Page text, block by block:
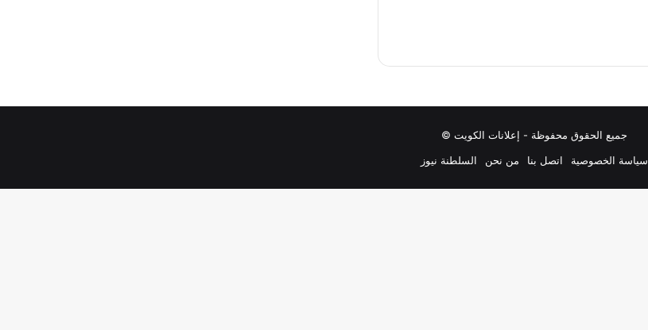
جميع الحقوق محفوظة - إعلانات الكويت ©
سياسة الخصوصية
اتصل بنا من نحن السلطنة نيوز